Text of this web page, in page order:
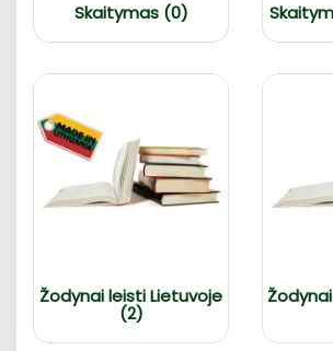
Skaitymas (0)
Žodynai leisti Lietuvoje
(2)